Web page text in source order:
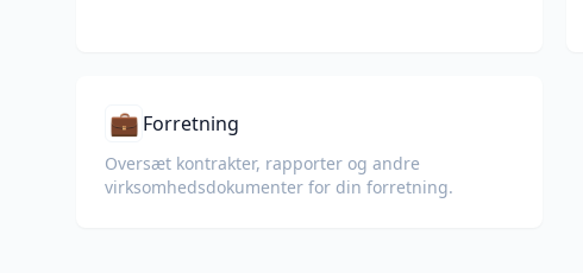
💼 Forretning
Oversæt kontrakter, rapporter og andre
virksomheds­dokumenter for din forretning.